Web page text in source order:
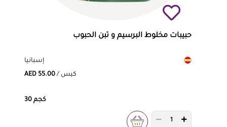
حبيبات مخلوط البرسيم و تبن الحبوب
إسبانيا
AED 55.00
/ كيس
30 كجم
PRODUCT QUANTITY